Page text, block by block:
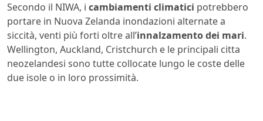
Secondo il NIWA, i cambiamenti climatici potrebbero
portare in Nuova Zelanda inondazioni alternate a
siccità, venti più forti oltre all’innalzamento dei mari.
Wellington, Auckland, Cristchurch e le principali citta
neozelandesi sono tutte collocate lungo le coste delle
due isole o in loro prossimità.